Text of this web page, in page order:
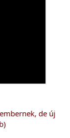
de új